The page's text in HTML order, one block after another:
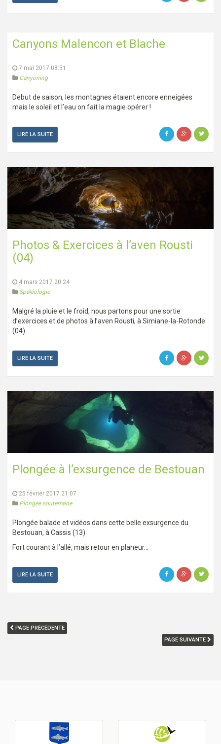
Canyons Malencon et Blache
7 mai 2017 08:51
Canyoning
Debut de saison, les montagnes étaient encore enneigées
mais le soleil et l’eau on fait la magie opérer !
LIRE LA SUITE
Photos & Exercices à l’aven Rousti
(04)
4 mars 2017 20:24
Spéléologie
Malgré la pluie et le froid, nous partons pour une sortie
d’exercices et de photos à l’aven Rousti, à Simiane-la-Rotonde
(04).
LIRE LA SUITE
Plongée à l’exsurgence de Bestouan
25 février 2017 21:07
Plongée souterraine
Plongée balade et vidéos dans cette belle exsurgence du
Bestouan, à Cassis (13)
Fort courant à l’allé, mais retour en planeur…
LIRE LA SUITE
PAGE PRÉCÉDENTE
PAGE SUIVANTE